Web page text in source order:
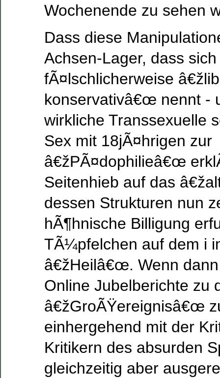
Wochenende zu sehen
Dass diese
Achsen-Lager, dass
fÃ¤lschlicherweise
konservativâ€œ nennt -
wirkliche Transsexuelle
Sex mit 18jÃ¤hrigen zur
â€žPÃ¤dophilieâ€œ
Seitenhieb auf das
dessen Strukturen nun
hÃ¶hnische Billigung
TÃ¼pfelchen auf dem i
â€žHeilâ€œ. Wenn
Online Jubelberichte zu
â€žGroÃŸereignisâ€œ
einhergehend mit der
Kritikern des absurden
gleichzeitig aber